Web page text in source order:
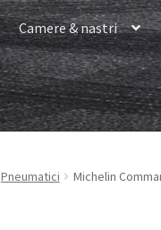
Camere & nastri
Pneumatici Michelin